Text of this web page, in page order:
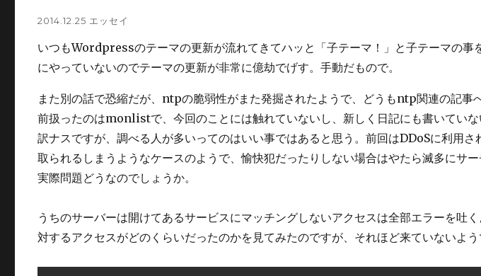
2014.12.25 エッセイ
いつもWordpressのテーマの更新が流れてきてハッと「子テーマ！」と子テーマの事
にやっていないのでテーマの更新が非常に億劫でげす。手動だもので。
また別の話で恐縮だが、ntpの脆弱性がまた発掘されたようで、どうもntp関連の記事
前扱ったのはmonlistで、今回のことには触れていないし、新しく日記にも書いてい
訳ナスですが、調べる人が多いってのはいい事ではあると思う。前回はDDoSに利用
取られるしまうようなケースのようで、愉快犯だったりしない場合はやたら滅多にサ
実際問題どうなのでしょうか。
うちのサーバーは開けてあるサービスにマッチングしないアクセスは全部エラーを吐
対するアクセスがどのくらいだったのかを見てみたのですが、それほど来ていないよう